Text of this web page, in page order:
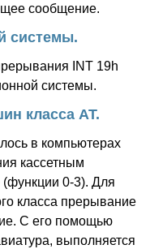
сообщение.
системы.
INT 19h
системы.
класса AT.
в компьютерах
кассетным
(функции 0-3). Для
класса прерывание
С его помощью
выполняется